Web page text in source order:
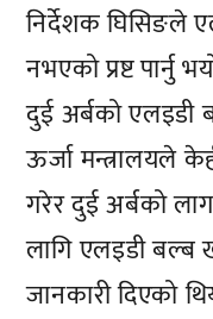
निर्देशक घिसिङले
नभएको प्रष्ट पार्नु
दुई अर्बको एलइडी
ऊर्जा मन्त्रालयले
गरेर दुई अर्बको
लागि एलइडी बल्ब
जानकारी दिएको